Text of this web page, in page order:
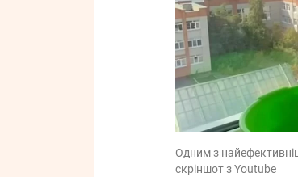
Одним з
скріншот з Youtube